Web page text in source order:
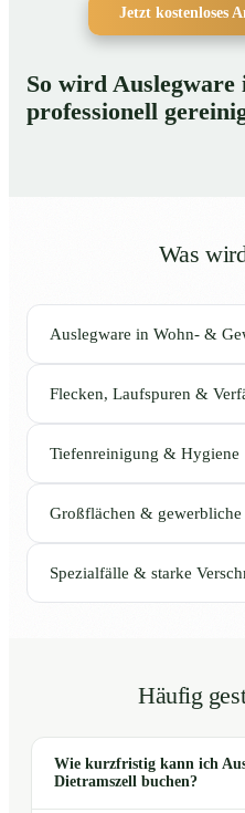
Jetzt kostenloses
So wird
professionell
Was
Auslegware in Wohn- &
Flecken, Laufspuren &
Tiefenreinigung & Hygiene
Großflächen & gewerbliche
Spezialfälle & starke
Häufig
Wie kurzfristig kann ich
Dietramszell buchen?